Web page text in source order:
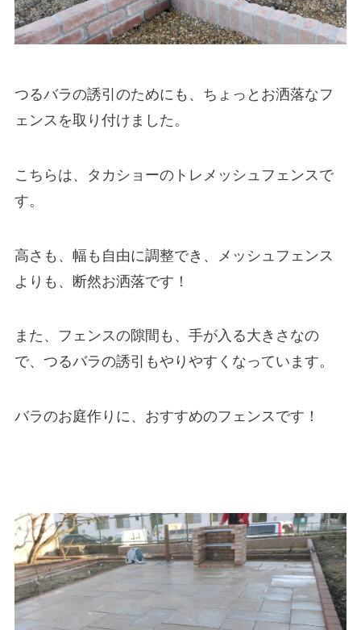
つるバラの誘引のためにも、ちょっとお洒落なフ
ェンスを取り付けました。
こちらは、タカショーのトレメッシュフェンスで
す。
高さも、幅も自由に調整でき、メッシュフェンス
よりも、断然お洒落です！
また、フェンスの隙間も、手が入る大きさなの
で、つるバラの誘引もやりやすくなっています。
バラのお庭作りに、おすすめのフェンスです！